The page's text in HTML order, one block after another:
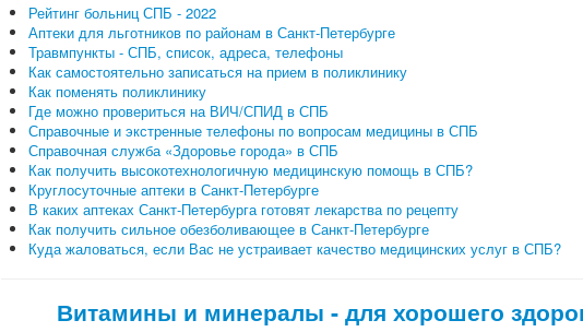
Рейтинг больниц СПБ - 2022
Аптеки для льготников по районам в Санкт-Петербурге
Травмпункты - СПБ, список, адреса, телефоны
Как самостоятельно записаться на прием в поликлинику
Как поменять поликлинику
Где можно провериться на ВИЧ/СПИД в СПБ
Справочные и экстренные телефоны по вопросам медицины в СПБ
Справочная служба «Здоровье города» в СПБ
Как получить высокотехнологичную медицинскую помощь в СПБ?
Круглосуточные аптеки в Санкт-Петербурге
В каких аптеках Санкт-Петербурга готовят лекарства по рецепту
Как получить сильное обезболивающее в Санкт-Петербурге
Куда жаловаться, если Вас не устраивает качество медицинских услуг в СПБ?
Витамины и минералы - для хорошего